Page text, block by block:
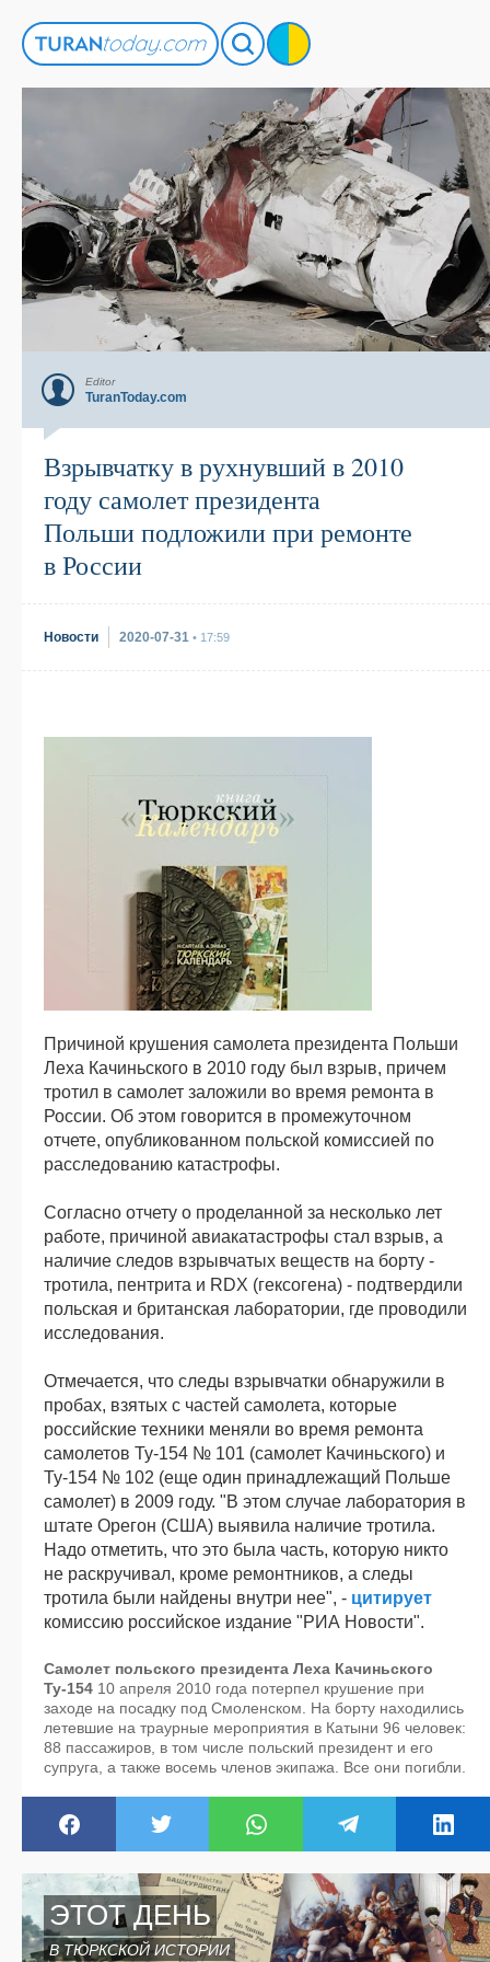
Editor
TuranToday.com
Взрывчатку в рухнувший в 2010
году самолет президента
Польши подложили при ремонте
в России
Новости 2020-07-31 • 17:59
Причиной крушения самолета президента Польши
Леха Качиньского в 2010 году был взрыв, причем
тротил в самолет заложили во время ремонта в
России. Об этом говорится в промежуточном
отчете, опубликованном польской комиссией по
расследованию катастрофы.
Согласно отчету о проделанной за несколько лет
работе, причиной авиакатастрофы стал взрыв, а
наличие следов взрывчатых веществ на борту -
тротила, пентрита и RDX (гексогена) - подтвердили
польская и британская лаборатории, где проводили
исследования.
Отмечается, что следы взрывчатки обнаружили в
пробах, взятых с частей самолета, которые
российские техники меняли во время ремонта
самолетов Ту-154 № 101 (самолет Качиньского) и
Ту-154 № 102 (еще один принадлежащий Польше
самолет) в 2009 году. "В этом случае лаборатория в
штате Орегон (США) выявила наличие тротила.
Надо отметить, что это была часть, которую никто
не раскручивал, кроме ремонтников, а следы
тротила были найдены внутри нее", - цитирует
комиссию российское издание "РИА Новости".
Самолет польского президента Леха Качиньского
Ту-154 10 апреля 2010 года потерпел крушение при
заходе на посадку под Смоленском. На борту находились
летевшие на траурные мероприятия в Катыни 96 человек:
88 пассажиров, в том числе польский президент и его
супруга, а также восемь членов экипажа. Все они погибли.
ЭТОТ ДЕНЬ
В ТЮРКСКОЙ ИСТОРИИ